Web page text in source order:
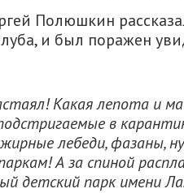
Полюшкин
и был поражен
Какая лепота и
в
лебеди, фазаны,
А за спиной
детский парк имени